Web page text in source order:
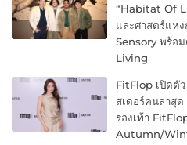
“Habitat Of
และศาสตร์แห่
Sensory พร้อ
Living
FitFlop เปิดตั
สเดอร์คนล่าสุ
รองเท้า
Autumn/